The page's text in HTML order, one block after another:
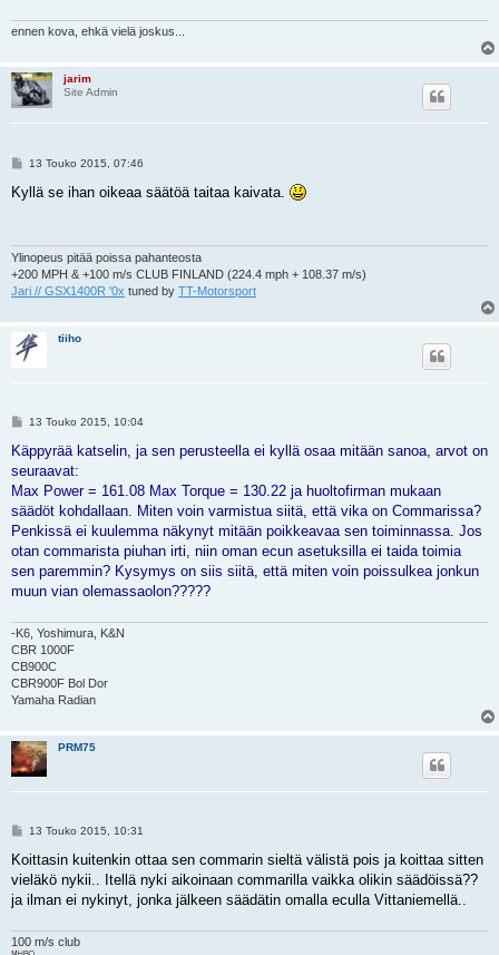
ennen kova, ehkä vielä joskus...
jarim
Site Admin
V
e
s
13 Touko 2015, 07:46
Kyllä se ihan oikeaa säätöä taitaa kaivata.
Ylinopeus pitää poissa pahanteosta
+200 MPH & +100 m/s CLUB FINLAND (224.4 mph + 108.37 m/s)
Jari // GSX1400R '0x tuned by TT-Motorsport
tiiho
V
e
s
t
i
13 Touko 2015, 10:04
Käppyrää katselin, ja sen perusteella ei kyllä osaa mitään sanoa, arvot on
seuraavat:
Max Power = 161.08 Max Torque = 130.22 ja huoltofirman mukaan
säädöt kohdallaan. Miten voin varmistua siitä, että vika on Commarissa?
Penkissä ei kuulemma näkynyt mitään poikkeavaa sen toiminnassa. Jos
otan commarista piuhan irti, niin oman ecun asetuksilla ei taida toimia
sen paremmin? Kysymys on siis siitä, että miten voin poissulkea jonkun
muun vian olemassaolon?????
-K6, Yoshimura, K&N
CBR 1000F
CB900C
CBR900F Bol Dor
Yamaha Radian
PRM75
V
e
t
13 Touko 2015, 10:31
Koittasin kuitenkin ottaa sen commarin sieltä välistä pois ja koittaa sitten
vieläkö nykii.. Itellä nyki aikoinaan commarilla vaikka olikin säädöissä??
ja ilman ei nykinyt, jonka jälkeen säädätin omalla eculla Vittaniemellä..
100 m/s club